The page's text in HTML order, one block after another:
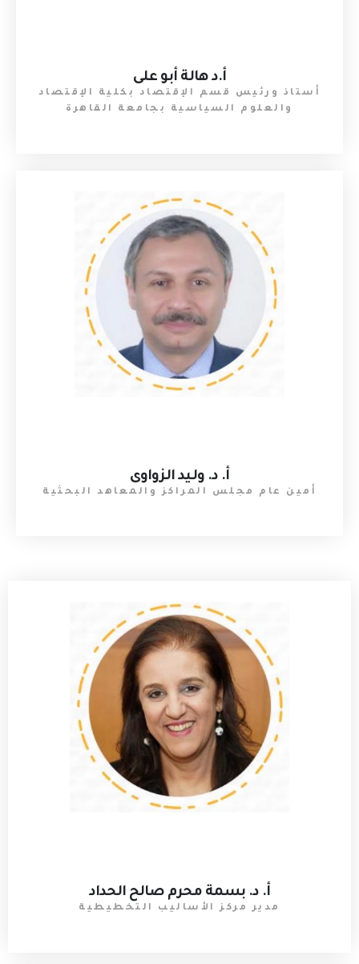
أ.د هالة أبو على
أستاذ ورئيس قسم الإقتصاد بكلية الإقتصاد
والعلوم السياسية بجامعة القاهرة
أ. د. وليد الزواوى
أمين عام مجلس المراكز والمعاهد البحثية
أ. د. بسمة محرم صالح الحداد
مدير مركز الأساليب التخطيطية